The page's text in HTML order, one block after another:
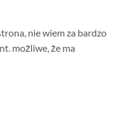
nie wiem za bardzo
możliwe, że ma